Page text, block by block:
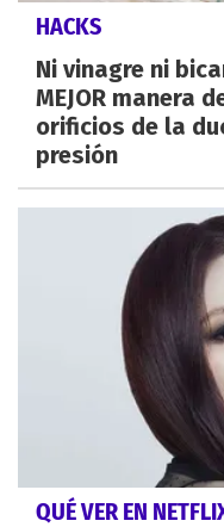
HACKS
Ni vinagre ni
MEJOR manera
orificios de la
presión
QUÉ VER EN